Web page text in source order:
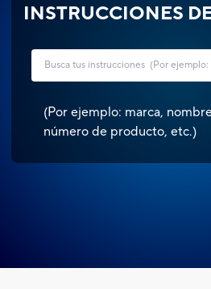
INSTRUCCIONES
(Por ejemplo: marca,
número de producto, etc.)